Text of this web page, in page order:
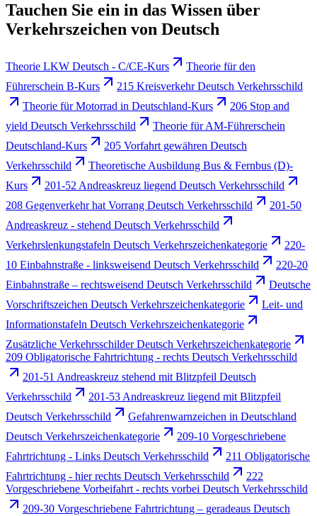
Tauchen Sie ein in das Wissen über
Verkehrszeichen von Deutsch
Theorie LKW Deutsch - C/CE-Kurs
Theorie für den
Führerschein B-Kurs
215 Kreisverkehr Deutsch Verkehrsschild
Theorie für Motorrad in Deutschland-Kurs
206 Stop and
yield Deutsch Verkehrsschild
Theorie für AM-Führerschein
Deutschland-Kurs
205 Vorfahrt gewähren Deutsch
Verkehrsschild
Theoretische Ausbildung Bus & Fernbus (D)-
Kurs
201-52 Andreaskreuz liegend Deutsch Verkehrsschild
208 Gegenverkehr hat Vorrang Deutsch Verkehrsschild
201-50
Andreaskreuz - stehend Deutsch Verkehrsschild
Verkehrslenkungstafeln Deutsch Verkehrszeichenkategorie
220-
10 Einbahnstraße - linksweisend Deutsch Verkehrsschild
220-20
Einbahnstraße – rechtsweisend Deutsch Verkehrsschild
Deutsche
Vorschriftszeichen Deutsch Verkehrszeichenkategorie
Leit- und
Informationstafeln Deutsch Verkehrszeichenkategorie
Zusätzliche Verkehrsschilder Deutsch Verkehrszeichenkategorie
209 Obligatorische Fahrtrichtung - rechts Deutsch Verkehrsschild
201-51 Andreaskreuz stehend mit Blitzpfeil Deutsch
Verkehrsschild
201-53 Andreaskreuz liegend mit Blitzpfeil
Deutsch Verkehrsschild
Gefahrenwarnzeichen in Deutschland
Deutsch Verkehrszeichenkategorie
209-10 Vorgeschriebene
Fahrtrichtung - Links Deutsch Verkehrsschild
211 Obligatorische
Fahrtrichtung - hier rechts Deutsch Verkehrsschild
222
Vorgeschriebene Vorbeifahrt - rechts vorbei Deutsch Verkehrsschild
209-30 Vorgeschriebene Fahrtrichtung – geradeaus Deutsch